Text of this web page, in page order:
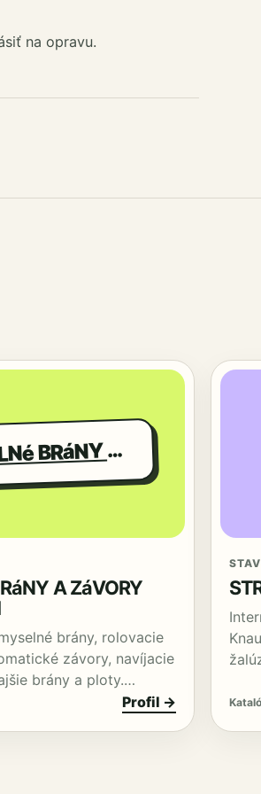
na opravu.
RIEMYSELNé BRáNY A ZáVORY PEMAT SLOVAKI
A ZáVORY
brány, rolovacie
závory, navíjacie
brány a ploty.…
Profil →